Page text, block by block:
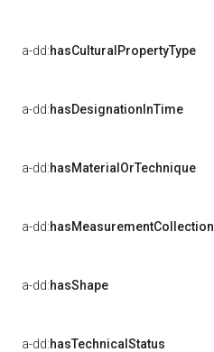
a-dd:hasCulturalPropertyType
a-dd:hasDesignationInTime
a-dd:hasMaterialOrTechnique
a-dd:hasMeasurementCollection
a-dd:hasShape
a-dd:hasTechnicalStatus